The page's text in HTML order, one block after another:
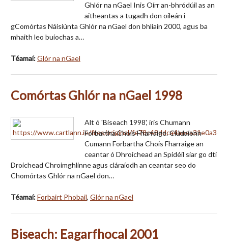
Ghlór na nGael Inis Oírr an-bhródúil as an
aitheantas a tugadh don oileán i
gComórtas Náisiúnta Ghlór na nGael don bhliain 2000, agus ba
mhaith leo buíochas a…
Téamaí:Glór na nGael
Comórtas Ghlór na nGael 1998
Alt ó 'Biseach 1998', iris Chumann
Forbartha Chois Fharraige. Clúdaíonn
Cumann Forbartha Chois Fharraige an
ceantar ó Dhroichead an Spidéil siar go dtí
Droichead Chroimghlinne agus cláraíodh an ceantar seo do
Chomórtas Ghlór na nGael don…
Téamaí:Forbairt Phobail, Glór na nGael
Biseach: Eagarfhocal 2001